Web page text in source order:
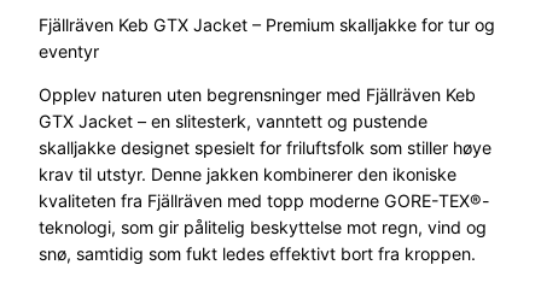
v
e
K
e
b
G
o
r
e
Fjällräven Keb GTX Jacket – Premium skalljakke for tur og
eventyr
Opplev naturen uten begrensninger med Fjällräven Keb
GTX Jacket – en slitesterk, vanntett og pustende
skalljakke designet spesielt for friluftsfolk som stiller høye
krav til utstyr. Denne jakken kombinerer den ikoniske
kvaliteten fra Fjällräven med topp moderne GORE-TEX®-
teknologi, som gir pålitelig beskyttelse mot regn, vind og
snø, samtidig som fukt ledes effektivt bort fra kroppen.